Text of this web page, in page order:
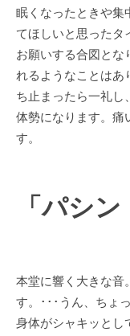
眠くなったときや集
てほしいと思ったタ
お願いする合図とな
れるようなことはあ
ち止まったら一礼し
体勢になります。痛
す。
「パシ
本堂に響く大きな音
す。･･･うん、ちょ
身体がシャキッとし